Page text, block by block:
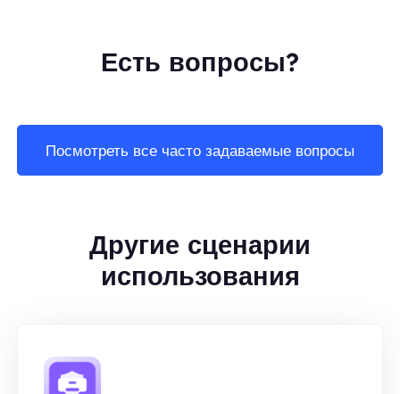
Есть вопросы?
Посмотреть все часто задаваемые вопросы
Другие сценарии
использования